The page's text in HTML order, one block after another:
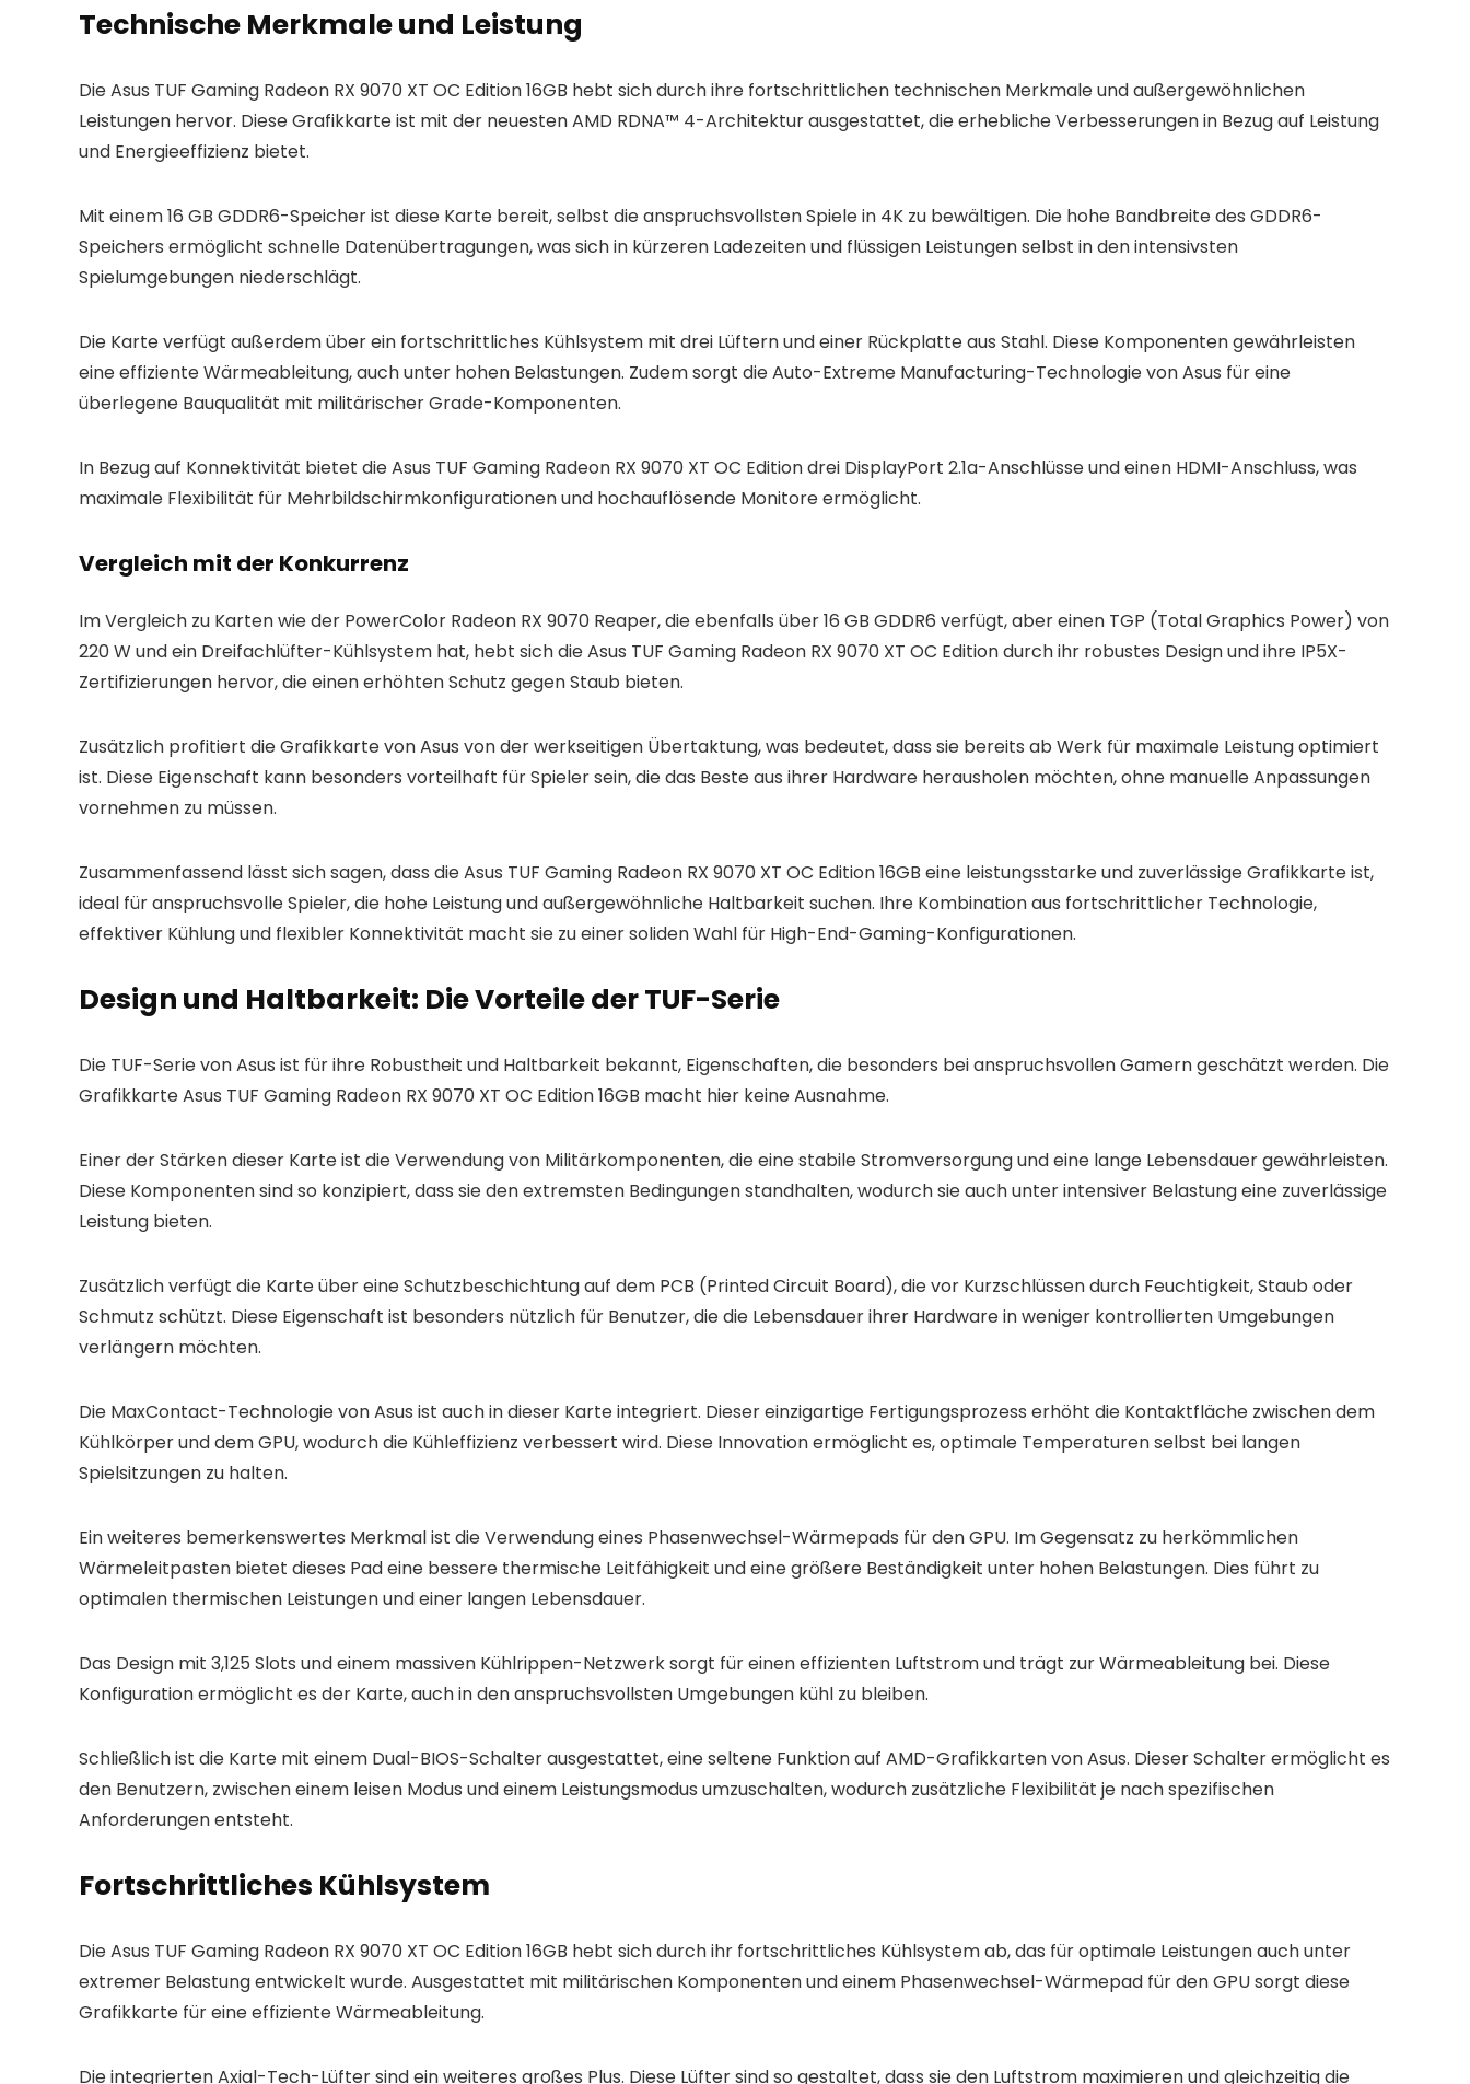
Technische Merkmale und Leistung
Die Asus TUF Gaming Radeon RX 9070 XT OC Edition 16GB hebt sich durch ihre fortschrittlichen technischen Merkmale und außergewöhnlichen
Leistungen hervor. Diese Grafikkarte ist mit der neuesten AMD RDNA™ 4-Architektur ausgestattet, die erhebliche Verbesserungen in Bezug auf Leistung
und Energieeffizienz bietet.
Mit einem 16 GB GDDR6-Speicher ist diese Karte bereit, selbst die anspruchsvollsten Spiele in 4K zu bewältigen. Die hohe Bandbreite des GDDR6-
Speichers ermöglicht schnelle Datenübertragungen, was sich in kürzeren Ladezeiten und flüssigen Leistungen selbst in den intensivsten
Spielumgebungen niederschlägt.
Die Karte verfügt außerdem über ein fortschrittliches Kühlsystem mit drei Lüftern und einer Rückplatte aus Stahl. Diese Komponenten gewährleisten
eine effiziente Wärmeableitung, auch unter hohen Belastungen. Zudem sorgt die Auto-Extreme Manufacturing-Technologie von Asus für eine
überlegene Bauqualität mit militärischer Grade-Komponenten.
In Bezug auf Konnektivität bietet die Asus TUF Gaming Radeon RX 9070 XT OC Edition drei DisplayPort 2.1a-Anschlüsse und einen HDMI-Anschluss, was
maximale Flexibilität für Mehrbildschirmkonfigurationen und hochauflösende Monitore ermöglicht.
Vergleich mit der Konkurrenz
Im Vergleich zu Karten wie der PowerColor Radeon RX 9070 Reaper, die ebenfalls über 16 GB GDDR6 verfügt, aber einen TGP (Total Graphics Power) von
220 W und ein Dreifachlüfter-Kühlsystem hat, hebt sich die Asus TUF Gaming Radeon RX 9070 XT OC Edition durch ihr robustes Design und ihre IP5X-
Zertifizierungen hervor, die einen erhöhten Schutz gegen Staub bieten.
Zusätzlich profitiert die Grafikkarte von Asus von der werkseitigen Übertaktung, was bedeutet, dass sie bereits ab Werk für maximale Leistung optimiert
ist. Diese Eigenschaft kann besonders vorteilhaft für Spieler sein, die das Beste aus ihrer Hardware herausholen möchten, ohne manuelle Anpassungen
vornehmen zu müssen.
Zusammenfassend lässt sich sagen, dass die Asus TUF Gaming Radeon RX 9070 XT OC Edition 16GB eine leistungsstarke und zuverlässige Grafikkarte ist,
ideal für anspruchsvolle Spieler, die hohe Leistung und außergewöhnliche Haltbarkeit suchen. Ihre Kombination aus fortschrittlicher Technologie,
effektiver Kühlung und flexibler Konnektivität macht sie zu einer soliden Wahl für High-End-Gaming-Konfigurationen.
Design und Haltbarkeit: Die Vorteile der TUF-Serie
Die TUF-Serie von Asus ist für ihre Robustheit und Haltbarkeit bekannt, Eigenschaften, die besonders bei anspruchsvollen Gamern geschätzt werden. Die
Grafikkarte Asus TUF Gaming Radeon RX 9070 XT OC Edition 16GB macht hier keine Ausnahme.
Einer der Stärken dieser Karte ist die Verwendung von Militärkomponenten, die eine stabile Stromversorgung und eine lange Lebensdauer gewährleisten.
Diese Komponenten sind so konzipiert, dass sie den extremsten Bedingungen standhalten, wodurch sie auch unter intensiver Belastung eine zuverlässige
Leistung bieten.
Zusätzlich verfügt die Karte über eine Schutzbeschichtung auf dem PCB (Printed Circuit Board), die vor Kurzschlüssen durch Feuchtigkeit, Staub oder
Schmutz schützt. Diese Eigenschaft ist besonders nützlich für Benutzer, die die Lebensdauer ihrer Hardware in weniger kontrollierten Umgebungen
verlängern möchten.
Die MaxContact-Technologie von Asus ist auch in dieser Karte integriert. Dieser einzigartige Fertigungsprozess erhöht die Kontaktfläche zwischen dem
Kühlkörper und dem GPU, wodurch die Kühleffizienz verbessert wird. Diese Innovation ermöglicht es, optimale Temperaturen selbst bei langen
Spielsitzungen zu halten.
Ein weiteres bemerkenswertes Merkmal ist die Verwendung eines Phasenwechsel-Wärmepads für den GPU. Im Gegensatz zu herkömmlichen
Wärmeleitpasten bietet dieses Pad eine bessere thermische Leitfähigkeit und eine größere Beständigkeit unter hohen Belastungen. Dies führt zu
optimalen thermischen Leistungen und einer langen Lebensdauer.
Das Design mit 3,125 Slots und einem massiven Kühlrippen-Netzwerk sorgt für einen effizienten Luftstrom und trägt zur Wärmeableitung bei. Diese
Konfiguration ermöglicht es der Karte, auch in den anspruchsvollsten Umgebungen kühl zu bleiben.
Schließlich ist die Karte mit einem Dual-BIOS-Schalter ausgestattet, eine seltene Funktion auf AMD-Grafikkarten von Asus. Dieser Schalter ermöglicht es
den Benutzern, zwischen einem leisen Modus und einem Leistungsmodus umzuschalten, wodurch zusätzliche Flexibilität je nach spezifischen
Anforderungen entsteht.
Fortschrittliches Kühlsystem
Die Asus TUF Gaming Radeon RX 9070 XT OC Edition 16GB hebt sich durch ihr fortschrittliches Kühlsystem ab, das für optimale Leistungen auch unter
extremer Belastung entwickelt wurde. Ausgestattet mit militärischen Komponenten und einem Phasenwechsel-Wärmepad für den GPU sorgt diese
Grafikkarte für eine effiziente Wärmeableitung.
Die integrierten Axial-Tech-Lüfter sind ein weiteres großes Plus. Diese Lüfter sind so gestaltet, dass sie den Luftstrom maximieren und gleichzeitig die